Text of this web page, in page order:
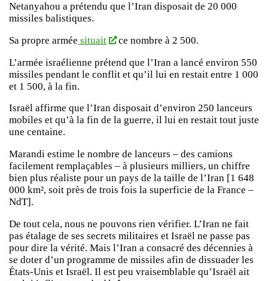
Netanyahou a prétendu que l’Iran disposait de 20 000
missiles balistiques.
Sa propre armée situait
ce nombre à 2 500.
L’armée israélienne prétend que l’Iran a lancé environ 550
missiles pendant le conflit et qu’il lui en restait entre 1 000
et 1 500, à la fin.
Israël affirme que l’Iran disposait d’environ 250 lanceurs
mobiles et qu’à la fin de la guerre, il lui en restait tout juste
une centaine.
Marandi estime le nombre de lanceurs – des camions
facilement remplaçables – à plusieurs milliers, un chiffre
bien plus réaliste pour un pays de la taille de l’Iran [1 648
000 km², soit près de trois fois la superficie de la France –
NdT].
De tout cela, nous ne pouvons rien vérifier. L’Iran ne fait
pas étalage de ses secrets militaires et Israël ne passe pas
pour dire la vérité. Mais l’Iran a consacré des décennies à
se doter d’un programme de missiles afin de dissuader les
États-Unis et Israël. Il est peu vraisemblable qu’Israël ait